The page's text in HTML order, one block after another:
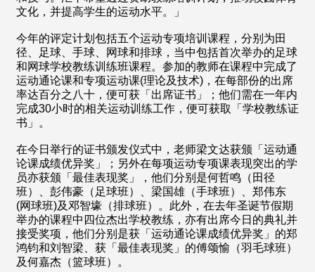
文化，并提高学生的运动水平。」
今年的评定计划包括五个运动专项培训课程，分别为田
径、足球、手球、网球和排球，当中包括首次举办的足球
和网球学校教练训练班课程。参加的教师在课程中完成了
运动通论课和专项运动课(理论及技术)，在每部份的出席
率达百分之八十，便可获「出席证书」；他们需在一年内
完成30小时的相关运动训练工作，便可获取「学校教练证
书」。
在今日举行的证书颁发仪式中，老师梁文达获颁「运动通
论课成绩优异奖」；另外在每项运动专项课表现突出的学
员亦获颁「最佳表现奖」，他们分别是何哲鸣（田径
班）、彭伟豪（足球班）、梁国雄（手球班）、郑伟东
(网球班)及邓智壕（排球班）。此外，在去年圣诞节假期
举办的课程中四位杰出学校教练，亦有出席今日的典礼并
接受奖项，他们分别是获「运动通论课成绩优异奖」的郑
鸿钧和刘智梁、获「最佳表现奖」的傅颂愉（羽毛球班）
及何嘉杰（篮球班）。